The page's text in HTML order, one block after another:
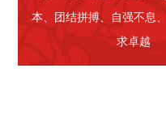
本、团结拼搏、自强不息
求卓越